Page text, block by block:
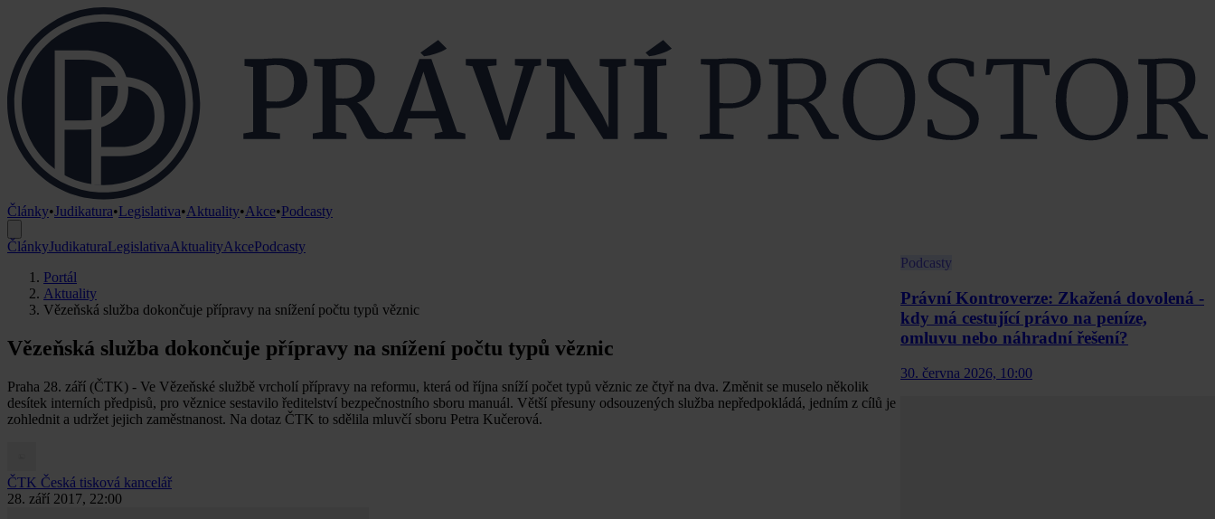
Články•Judikatura•Legislativa•Aktuality•Akce•Podcasty
ČlánkyJudikaturaLegislativaAktualityAkcePodcasty
Portál
Aktuality
Vězeňská služba dokončuje přípravy na snížení počtu typů věznic
Vězeňská služba dokončuje přípravy na snížení počtu typů věznic
Praha 28. září (ČTK) - Ve Vězeňské službě vrcholí přípravy na reformu, která od října sníží počet typů věznic ze čtyř na dva. Změnit se muselo několik
desítek interních předpisů, pro věznice sestavilo ředitelství bezpečnostního sboru manuál. Větší přesuny odsouzených služba nepředpokládá, jedním z cílů je
zohlednit a udržet jejich zaměstnanost. Na dotaz ČTK to sdělila mluvčí sboru Petra Kučerová.
ČTK Česká tisková kancelář
28. září 2017, 22:00
Podcasty
Právní Kontroverze: Zkažená dovolená -
kdy má cestující právo na peníze,
omluvu nebo náhradní řešení?
30. června 2026, 10:00